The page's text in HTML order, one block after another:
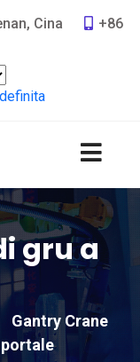
Cina
+86
gru a
Gantry Crane